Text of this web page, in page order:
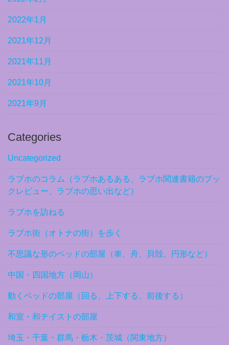
2022年1月
2021年12月
2021年11月
2021年10月
2021年9月
Categories
Uncategorized
ラブホのコラム（ラブホあるある、ラブホ関連書籍のブッ
クレビュー、ラブホの思い出など）
ラブホを訪ねる
ラブホ街（オトナの街）を歩く
不思議な形のベッドの部屋（車、舟、貝殻、円形など）
中国・四国地方（岡山）
動くベッドの部屋（回る、上下する、前後する）
和室・和テイストの部屋
埼玉・千葉・群馬・栃木・茨城（関東地方）